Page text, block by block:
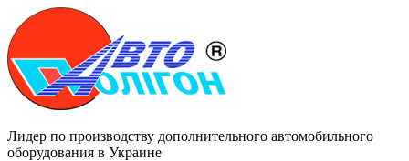
Лидер по производству дополнительного автомобильного
оборудования в Украине